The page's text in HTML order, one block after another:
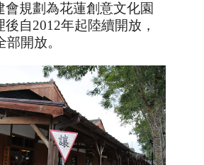
會規劃為花蓮創意文化園
後自2012年起陸續開放，
部開放。